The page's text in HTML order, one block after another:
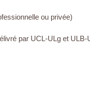
ou privée)
par UCL-ULg et ULB-